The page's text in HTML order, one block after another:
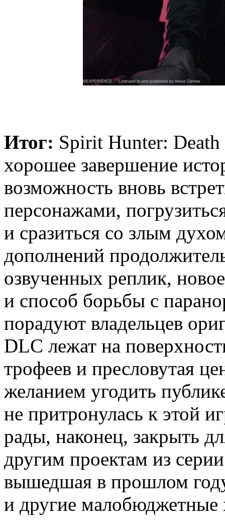
Итог: Spirit Hunter:
хорошее завершение
возможность вновь
персонажами,
и сразиться со злым
дополнений
озвученных реплик,
и способ борьбы с
порадуют владельцев
DLC лежат на
трофеев и пресловутая
желанием угодить
не притронулась к этой
рады, наконец, закрыть
другим проектам из
вышедшая в прошлом
и другие малобюджетные